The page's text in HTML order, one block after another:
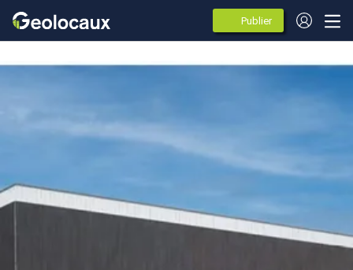
Publier
des
annonces